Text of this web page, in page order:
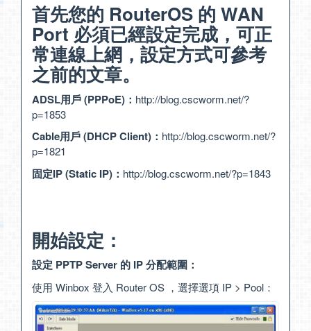
首先您的 RouterOS 的 WAN
Port 必須已經設定完成，可正
常連線上網，設定方式可參考
之前的文章。
ADSL用戶 (PPPoE)： http://blog.cscworm.net/?
p=1853
Cable用戶 (DHCP Client)： http://blog.cscworm.net/?
p=1821
固定IP (Static IP)： http://blog.cscworm.net/?p=1843
開始設定：
設定 PPTP Server 的 IP 分配範圍：
使用 Winbox 登入 Router OS ，選擇選項 IP > Pool：